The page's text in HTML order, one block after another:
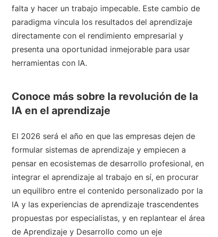
falta y hacer un trabajo impecable. Este cambio de
paradigma vincula los resultados del aprendizaje
directamente con el rendimiento empresarial y
presenta una oportunidad inmejorable para usar
herramientas con IA.
Conoce más sobre la revolución de la
IA en el aprendizaje
El 2026 será el año en que las empresas dejen de
formular sistemas de aprendizaje y empiecen a
pensar en ecosistemas de desarrollo profesional, en
integrar el aprendizaje al trabajo en sí, en procurar
un equilibro entre el contenido personalizado por la
IA y las experiencias de aprendizaje trascendentes
propuestas por especialistas, y en replantear el área
de Aprendizaje y Desarrollo como un eje